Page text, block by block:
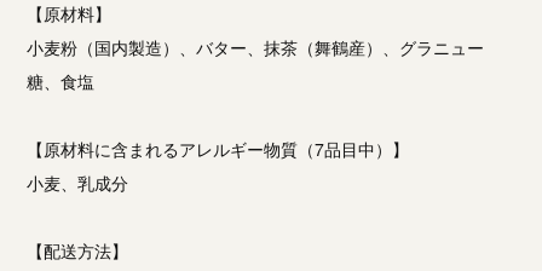
【原材料】
小麦粉（国内製造）、バター、抹茶（舞鶴産）、グラニュー
糖、食塩
【原材料に含まれるアレルギー物質（7品目中）】
小麦、乳成分
【配送方法】